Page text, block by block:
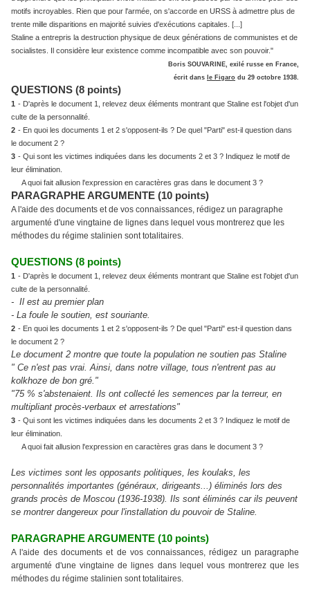
motifs incroyables. Rien que pour l'armée, on s'accorde en URSS à admettre plus de
trente mille disparitions en majorité suivies d'exécutions capitales. [...]
Staline a entrepris la destruction physique de deux générations de communistes et de
socialistes. Il considère leur existence comme incompatible avec son pouvoir."
Boris SOUVARINE, exilé russe en France,
écrit dans le Figaro du 29 octobre 1938.
QUESTIONS (8 points)
1 - D'après le document 1, relevez deux éléments montrant que Staline est l'objet d'un
culte de la personnalité.
2 - En quoi les documents 1 et 2 s'opposent-ils ? De quel "Parti" est-il question dans
le document 2 ?
3 - Qui sont les victimes indiquées dans les documents 2 et 3 ? Indiquez le motif de
leur élimination.
A quoi fait allusion l'expression en caractères gras dans le document 3 ?
PARAGRAPHE ARGUMENTE (10 points)
A l'aide des documents et de vos connaissances, rédigez un paragraphe
argumenté d'une vingtaine de lignes dans lequel vous montrerez que les
méthodes du régime stalinien sont totalitaires.
QUESTIONS (8 points)
1 - D'après le document 1, relevez deux éléments montrant que Staline est l'objet d'un
culte de la personnalité.
- Il est au premier plan
- La foule le soutien, est souriante.
2 - En quoi les documents 1 et 2 s'opposent-ils ? De quel "Parti" est-il question dans
le document 2 ?
Le document 2 montre que toute la population ne soutien pas Staline
" Ce n'est pas vrai. Ainsi, dans notre village, tous n'entrent pas au
kolkhoze de bon gré."
"75 % s'abstenaient. Ils ont collecté les semences par la terreur, en
multipliant procès-verbaux et arrestations"
3 - Qui sont les victimes indiquées dans les documents 2 et 3 ? Indiquez le motif de
leur élimination.
A quoi fait allusion l'expression en caractères gras dans le document 3 ?
Les victimes sont les opposants politiques, les koulaks, les
personnalités importantes (généraux, dirigeants...) éliminés lors des
grands procès de Moscou (1936-1938). Ils sont éliminés car ils peuvent
se montrer dangereux pour l'installation du pouvoir de Staline.
PARAGRAPHE ARGUMENTE (10 points)
A l'aide des documents et de vos connaissances, rédigez un paragraphe
argumenté d'une vingtaine de lignes dans lequel vous montrerez que les
méthodes du régime stalinien sont totalitaires.